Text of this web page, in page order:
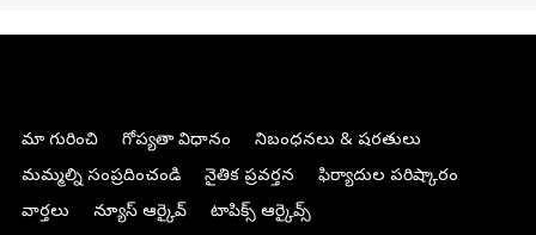
మా గురించి గోప్యతా విధానం
నిబంధనలు & షరతులు
మమ్మల్ని సంప్రదించండి
నైతిక ప్రవర్తన
ఫిర్యాదుల పరిష్కారం
వార్తలు
న్యూస్ ఆర్కైవ్ టాపిక్స్ ఆర్కైవ్స్